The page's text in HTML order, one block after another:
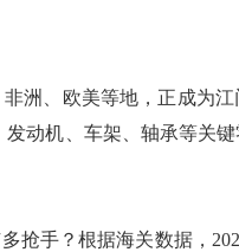
、欧美等地，正成为江
动机、车架、轴承等关
手？根据海关数据，